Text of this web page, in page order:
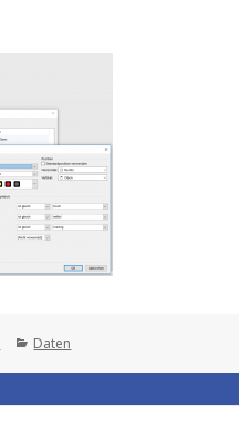
Categories
Daten